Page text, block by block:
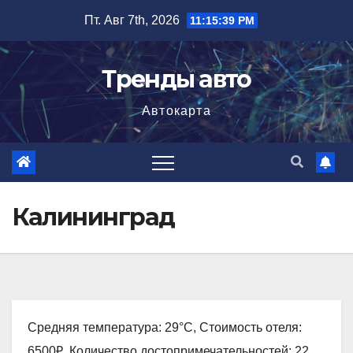
содержимому
Пт. Авг 7th, 2026 11:15:40 PM
Тренды авто
Автокарта
Калининград
Средняя температура: 29°C, Стоимость отеля: